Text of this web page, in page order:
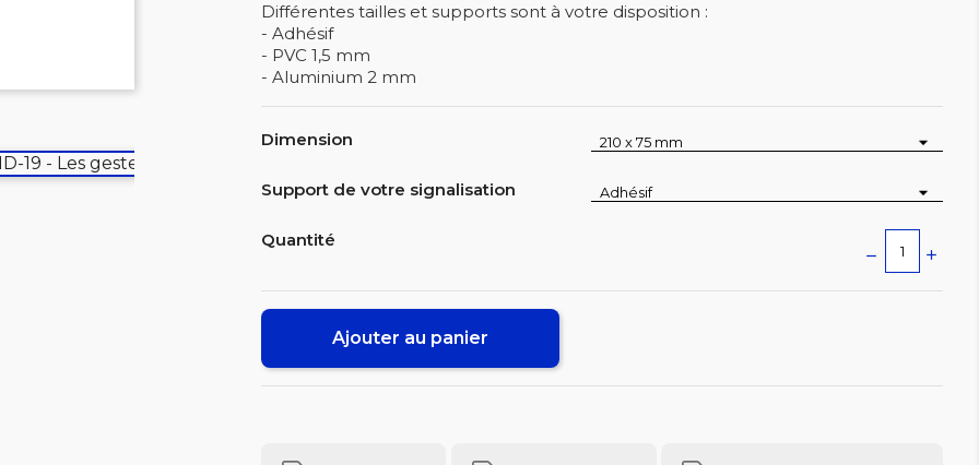
Différentes tailles et supports sont à votre disposition :
- Adhésif
- PVC 1,5 mm
- Aluminium 2 mm
Dimension
Support de votre signalisation
Quantité
Ajouter au panier